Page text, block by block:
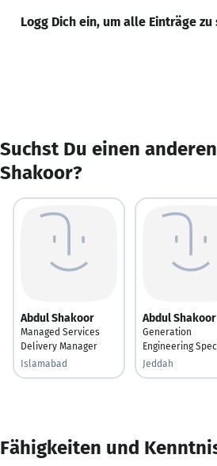
Logg Dich ein, um alle Einträge zu
Suchst Du einen
Shakoor?
Abdul Shakoor
Managed Services
Delivery Manager
Islamabad
Abdul Shakoor
Generation
Engineering
Jeddah
Fähigkeiten und